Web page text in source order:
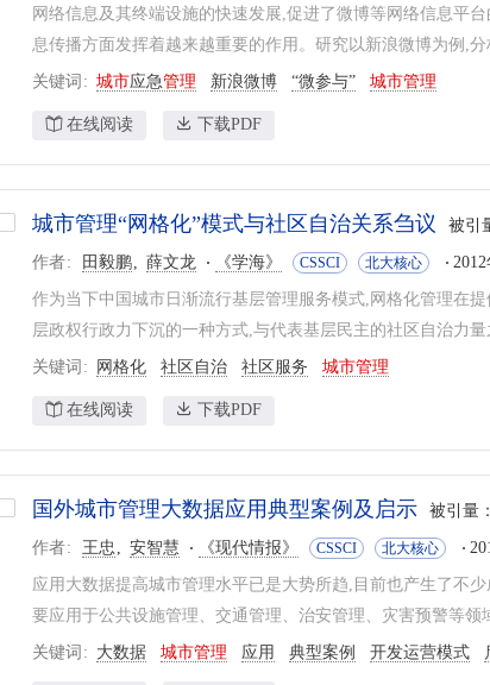
网络信息及其终端设施的快速发展,促进了微博等网络信息平
息传播方面发挥着越来越重要的作用。研究以新浪微博为例,
关键词 城市应急管理 新浪微博 “微参与” 城市管理
在线阅读 下载PDF
城市管理“网格化”模式与社区自治关系刍议 被引
作者 田毅鹏 薛文龙 《学海》 CSSCI 北大核心
作为当下中国城市日渐流行基层管理服务模式,网格化管理在
层政权行政力下沉的一种方式,与代表基层民主的社区自治力
关键词 网格化 社区自治 社区服务 城市管理
在线阅读 下载PDF
国外城市管理大数据应用典型案例及启示 被引量：
作者 王忠 安智慧 《现代情报》 CSSCI 北大核心
应用大数据提高城市管理水平已是大势所趋,目前也产生了不
要应用于公共设施管理、交通管理、治安管理、灾害预警等
关键词 大数据 城市管理 应用 典型案例 开发运营模式